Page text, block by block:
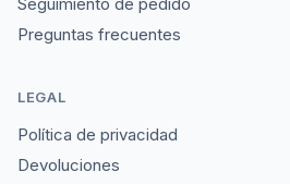
Seguimiento de pedido
Preguntas frecuentes
LEGAL
Política de privacidad
Devoluciones